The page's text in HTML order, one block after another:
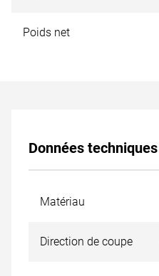
Poids net
Données techniques
Matériau
Direction de coupe